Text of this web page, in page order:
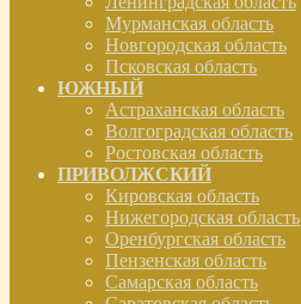
Мурманская область
Новгородская область
Псковская область
ЮЖНЫЙ
Астраханская область
Волгоградская область
Ростовская область
ПРИВОЛЖСКИЙ
Кировская область
Нижегородская область
Оренбургская область
Пензенская область
Самарская область